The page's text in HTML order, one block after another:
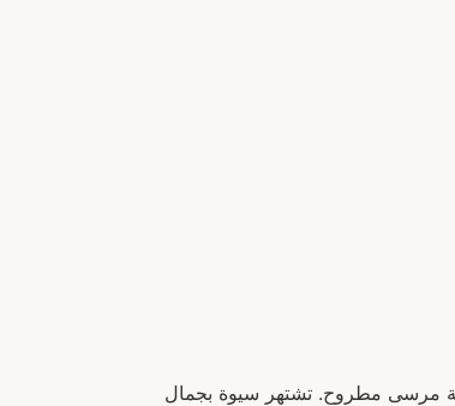
في صحراء سيوة الغربية على بُعد حوالي 300 كيلومتر عن محافظة مرسى مطروح. تشتهر سيوة بجمال